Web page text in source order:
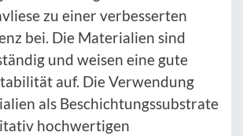
zu einer verbesserten
bei. Die Materialien sind
und weisen eine gute
auf. Die Verwendung
als Beschichtungssubstrate
hochwertigen